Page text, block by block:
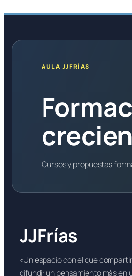
AULA JJFRÍAS
Cursos y propuestas
JJFrías
«Un espacio con el que
difundir un pensamiento más en